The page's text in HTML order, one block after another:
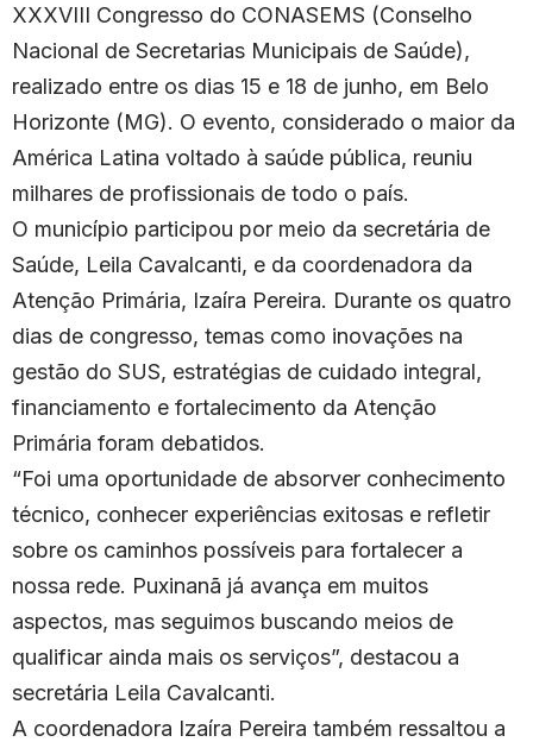
XXXVIII Congresso do CONASEMS (Conselho
Nacional de Secretarias Municipais de Saúde),
realizado entre os dias 15 e 18 de junho, em Belo
Horizonte (MG). O evento, considerado o maior da
América Latina voltado à saúde pública, reuniu
milhares de profissionais de todo o país.
O município participou por meio da secretária de
Saúde, Leila Cavalcanti, e da coordenadora da
Atenção Primária, Izaíra Pereira. Durante os quatro
dias de congresso, temas como inovações na
gestão do SUS, estratégias de cuidado integral,
financiamento e fortalecimento da Atenção
Primária foram debatidos.
“Foi uma oportunidade de absorver conhecimento
técnico, conhecer experiências exitosas e refletir
sobre os caminhos possíveis para fortalecer a
nossa rede. Puxinanã já avança em muitos
aspectos, mas seguimos buscando meios de
qualificar ainda mais os serviços”, destacou a
secretária Leila Cavalcanti.
A coordenadora Izaíra Pereira também ressaltou a